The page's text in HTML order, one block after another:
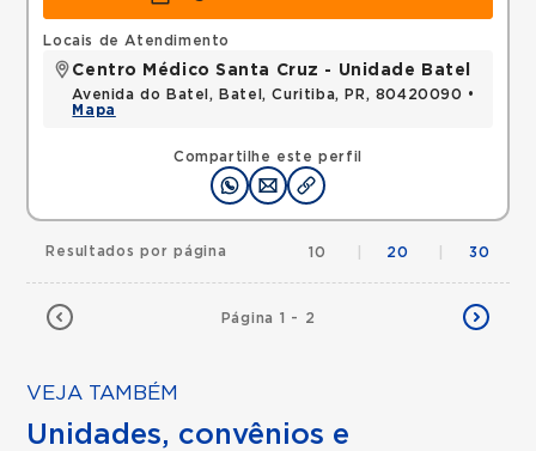
Compartilhe este perfil
Locais de Atendimento
Centro Médico Santa Cruz - Unidade Batel
Avenida do Batel, Batel, Curitiba, PR, 80420090 •
Mapa
Página 1 - 2
Resultados por página 10 20 30
VEJA TAMBÉM
Unidades, convênios e